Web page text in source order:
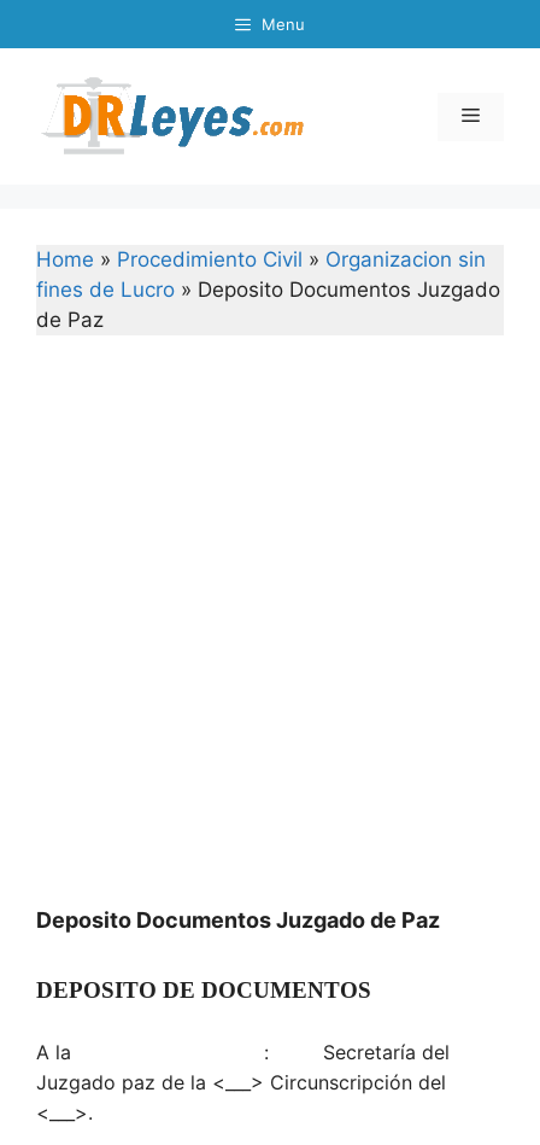
to
Menu
Menu
Home » Procedimiento Civil » Organizacion sin
fines de Lucro » Deposito Documentos Juzgado
de Paz
Deposito Documentos Juzgado de Paz
DEPOSITO DE DOCUMENTOS
A la : Secretaría del
Juzgado paz de la <___> Circunscripción del
<___>.